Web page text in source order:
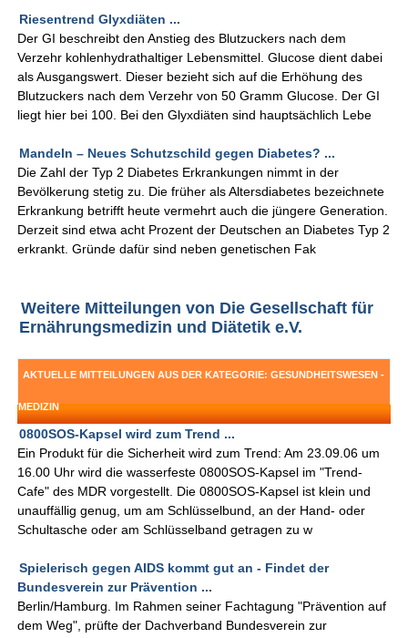
Riesentrend Glyxdiäten ...
Der GI beschreibt den Anstieg des Blutzuckers nach dem
Verzehr kohlenhydrathaltiger Lebensmittel. Glucose dient dabei
als Ausgangswert. Dieser bezieht sich auf die Erhöhung des
Blutzuckers nach dem Verzehr von 50 Gramm Glucose. Der GI
liegt hier bei 100. Bei den Glyxdiäten sind hauptsächlich Lebe
Mandeln – Neues Schutzschild gegen Diabetes? ...
Die Zahl der Typ 2 Diabetes Erkrankungen nimmt in der
Bevölkerung stetig zu. Die früher als Altersdiabetes bezeichnete
Erkrankung betrifft heute vermehrt auch die jüngere Generation.
Derzeit sind etwa acht Prozent der Deutschen an Diabetes Typ 2
erkrankt. Gründe dafür sind neben genetischen Fak
Weitere Mitteilungen von Die Gesellschaft für
Ernährungsmedizin und Diätetik e.V.
AKTUELLE MITTEILUNGEN AUS DER KATEGORIE: GESUNDHEITSWESEN -
MEDIZIN
0800SOS-Kapsel wird zum Trend ...
Ein Produkt für die Sicherheit wird zum Trend: Am 23.09.06 um
16.00 Uhr wird die wasserfeste 0800SOS-Kapsel im "Trend-
Cafe" des MDR vorgestellt. Die 0800SOS-Kapsel ist klein und
unauffällig genug, um am Schlüsselbund, an der Hand- oder
Schultasche oder am Schlüsselband getragen zu w
Spielerisch gegen AIDS kommt gut an - Findet der
Bundesverein zur Prävention ...
Berlin/Hamburg. Im Rahmen seiner Fachtagung "Prävention auf
dem Weg", prüfte der Dachverband Bundesverein zur